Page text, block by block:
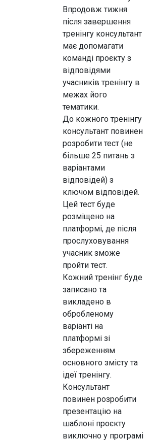
Впродовж тижня
після завершення
тренінгу консультант
має допомагати
команді проєкту з
відповідями
учасників тренінгу в
межах його
тематики.
До кожного тренінгу
консультант повинен
розробити тест (не
більше 25 питань з
варіантами
відповідей) з
ключом відповідей.
Цей тест буде
розміщено на
платформі, де після
прослуховування
учасник зможе
пройти тест.
Кожний тренінг буде
записано та
викладено в
обробленому
варіанті на
платформі зі
збереженням
основного змісту та
ідеї тренінгу.
Консультант
повинен розробити
презентацію на
шаблоні проєкту
виключно у програмі